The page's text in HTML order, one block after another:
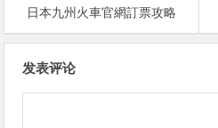
日本九州火車官網訂票攻略
发表评论